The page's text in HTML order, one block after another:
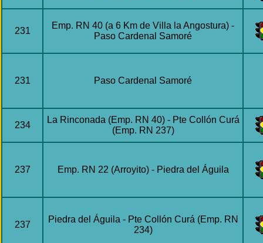
231
Emp. RN 40 (a 6 Km de Villa la Angostura) -
Paso Cardenal Samoré
231 Paso Cardenal Samoré
234
La Rinconada (Emp. RN 40) - Pte Collón Curá
(Emp. RN 237)
237 Emp. RN 22 (Arroyito) - Piedra del Águila
237
Piedra del Águila - Pte Collón Curá (Emp. RN
234)